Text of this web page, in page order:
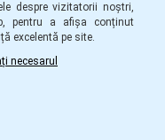
+
despre vizitatorii noștri,
pentru a afișa conținut
excelentă pe site.
necesarul